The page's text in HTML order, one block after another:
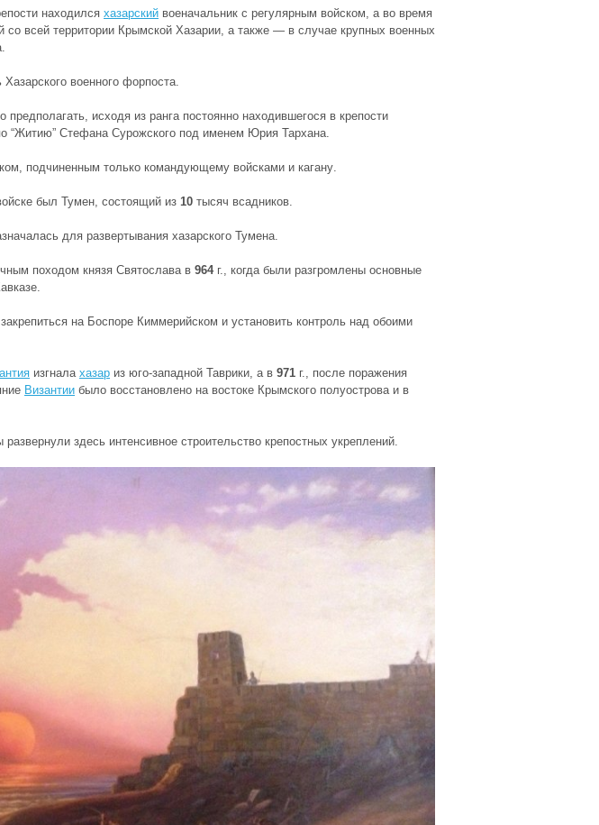
находился хазарский военачальник с регулярным войском, а во время
со всей территории Крымской Хазарии, а также — в случае крупных военных
Хазарского военного форпоста.
исходя из ранга постоянно находившегося в крепости
“Житию” Стефана Сурожского под именем Юрия Тархана.
, подчиненным только командующему войсками и кагану.
был Тумен, состоящий из 10 тысяч всадников.
для развертывания хазарского Тумена.
походом князя Святослава в 964г., когда были разгромлены основные
.
на Боспоре Киммерийском и установить контроль над обоими
изгнала хазар из юго-западной Таврики, а в 971 г., после поражения
Византии было восстановлено на востоке Крымского полуострова и в
развернули здесь интенсивное строительство крепостных укреплений.